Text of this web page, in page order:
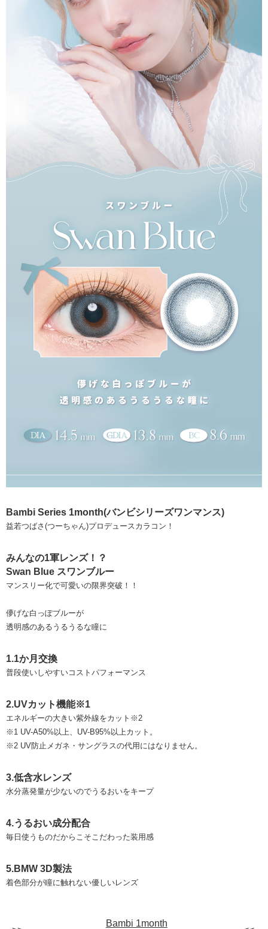
Bambi Series 1month(バンビシリーズワンマンス)
益若つばさ(つーちゃん)プロデュースカラコン！
みんなの1軍レンズ！？
Swan Blue スワンブルー
マンスリー化で可愛いの限界突破！！
儚げな白っぽブルーが
透明感のあるうるうるな瞳に
1.1か月交換
普段使いしやすいコストパフォーマンス
2.UVカット機能※1
エネルギーの大きい紫外線をカット※2
※1 UV-A50%以上、UV-B95%以上カット。
※2 UV防止メガネ・サングラスの代用にはなりません。
3.低含水レンズ
水分蒸発量が少ないのでうるおいをキープ
4.うるおい成分配合
毎日使うものだからこそこだわった装用感
5.BMW 3D製法
着色部分が瞳に触れない優しいレンズ
Bambi 1month